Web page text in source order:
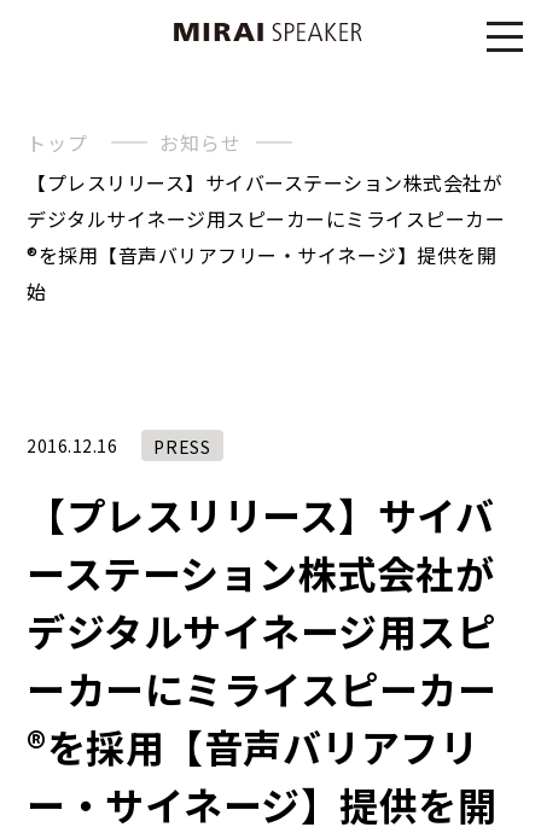
トップ
お知らせ
【プレスリリース】サイバーステーション株式会社が
デジタルサイネージ用スピーカーにミライスピーカー
®を採用【音声バリアフリー・サイネージ】提供を開
始
2016.12.16 PRESS
【プレスリリース】サイバ
ーステーション株式会社が
デジタルサイネージ用スピ
ーカーにミライスピーカー
®を採用【音声バリアフリ
ー・サイネージ】提供を開